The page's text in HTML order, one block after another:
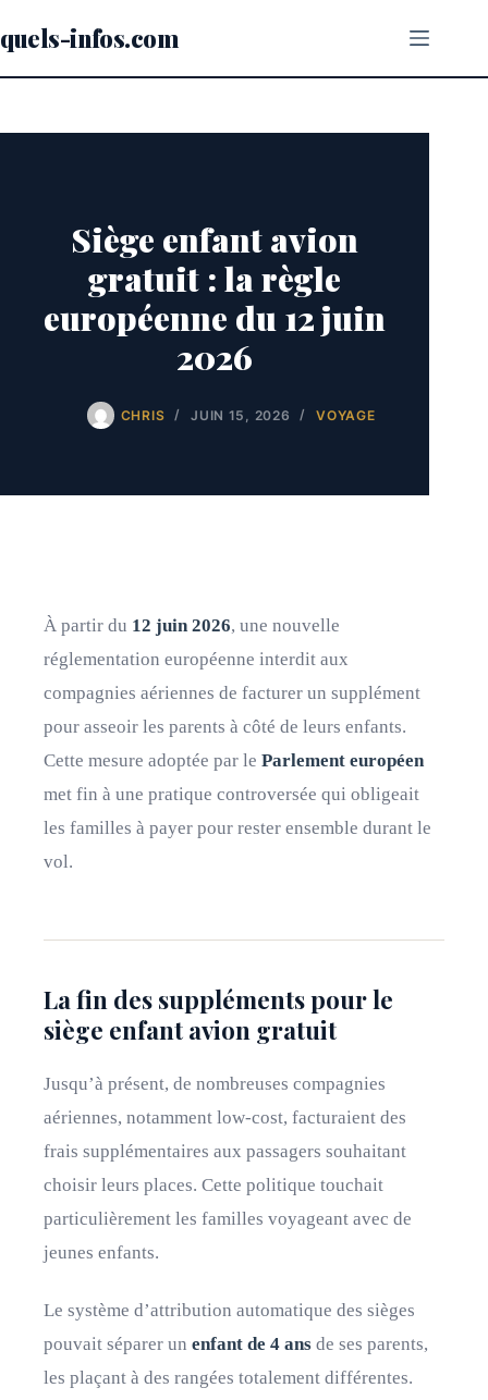
au
contenu
quels-infos.com
Siège enfant avion
gratuit : la règle
européenne du 12 juin
2026
CHRIS JUIN 15, 2026 VOYAGE
À partir du 12 juin 2026, une nouvelle
réglementation européenne interdit aux
compagnies aériennes de facturer un supplément
pour asseoir les parents à côté de leurs enfants.
Cette mesure adoptée par le Parlement européen
met fin à une pratique controversée qui obligeait
les familles à payer pour rester ensemble durant le
vol.
La fin des suppléments pour le
siège enfant avion gratuit
Jusqu’à présent, de nombreuses compagnies
aériennes, notamment low-cost, facturaient des
frais supplémentaires aux passagers souhaitant
choisir leurs places. Cette politique touchait
particulièrement les familles voyageant avec de
jeunes enfants.
Le système d’attribution automatique des sièges
pouvait séparer un enfant de 4 ans de ses parents,
les plaçant à des rangées totalement différentes.